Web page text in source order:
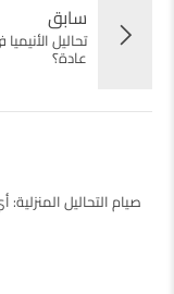
سابق
تحاليل
عادة؟
صيام التحاليل